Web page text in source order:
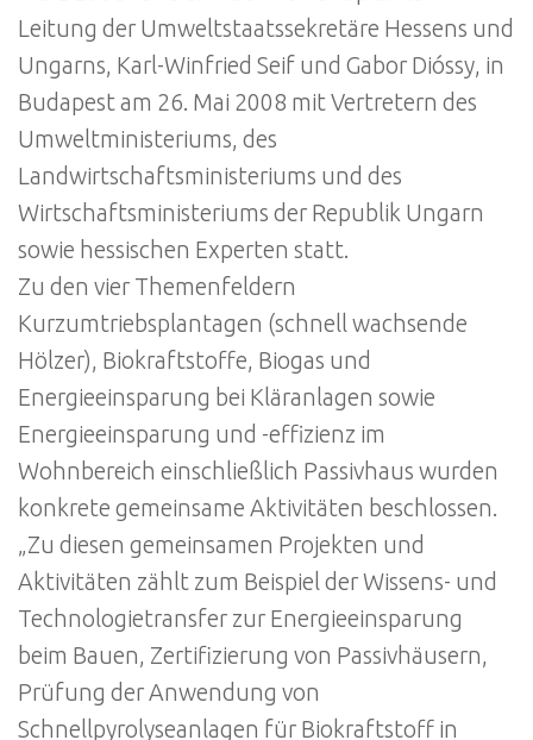
Leitung der Umweltstaatssekretäre Hessens und
Ungarns, Karl-Winfried Seif und Gabor Dióssy, in
Budapest am 26. Mai 2008 mit Vertretern des
Umweltministeriums, des
Landwirtschaftsministeriums und des
Wirtschaftsministeriums der Republik Ungarn
sowie hessischen Experten statt.
Zu den vier Themenfeldern
Kurzumtriebsplantagen (schnell wachsende
Hölzer), Biokraftstoffe, Biogas und
Energieeinsparung bei Kläranlagen sowie
Energieeinsparung und -effizienz im
Wohnbereich einschließlich Passivhaus wurden
konkrete gemeinsame Aktivitäten beschlossen.
„Zu diesen gemeinsamen Projekten und
Aktivitäten zählt zum Beispiel der Wissens- und
Technologietransfer zur Energieeinsparung
beim Bauen, Zertifizierung von Passivhäusern,
Prüfung der Anwendung von
Schnellpyrolyseanlagen für Biokraftstoff in